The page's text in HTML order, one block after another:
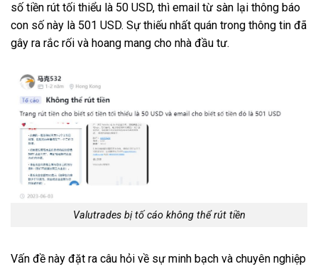
số tiền rút tối thiểu là 50 USD, thì email từ sàn lại thông báo
con số này là 501 USD. Sự thiếu nhất quán trong thông tin đã
gây ra rắc rối và hoang mang cho nhà đầu tư.
Valutrades bị tố cáo không thể rút tiền
Vấn đề này đặt ra câu hỏi về sự minh bạch và chuyên nghiệp